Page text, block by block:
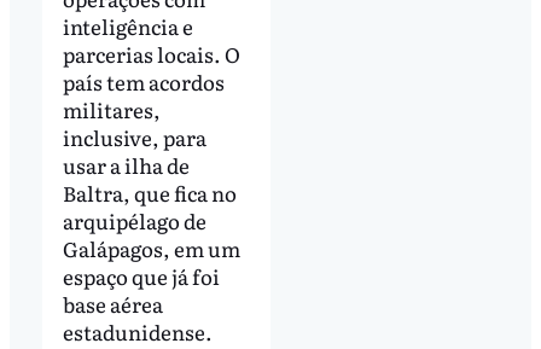
inteligência e
parcerias locais. O
país tem acordos
militares,
inclusive, para
usar a ilha de
Baltra, que fica no
arquipélago de
Galápagos, em um
espaço que já foi
base aérea
estadunidense.